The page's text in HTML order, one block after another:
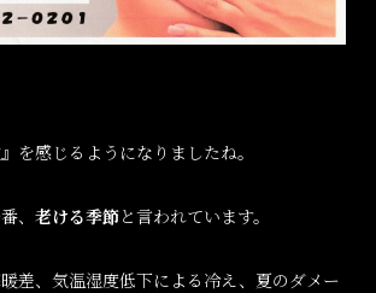
を感じるようになりましたね。
、 老ける季節と言われています。
差、気温湿度低下による冷え、夏のダメー